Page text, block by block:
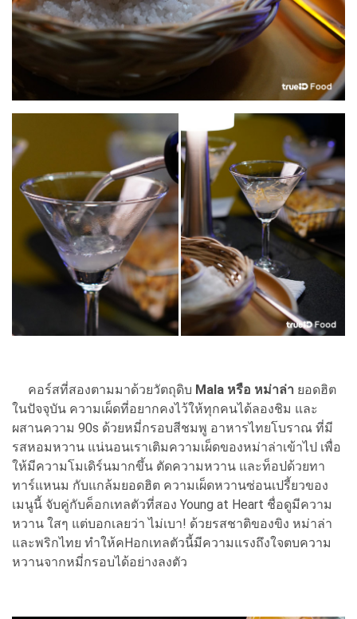
คอร์สที่สองตามมาด้วยวัตถุดิบ Mala หรือ หม่าล่า ยอดฮิต
ในปัจจุบัน ความเผ็ดที่อยากคงไว้ให้ทุกคนได้ลองชิม และ
ผสานความ 90s ด้วยหมี่กรอบสีชมพู อาหารไทยโบราณ ที่มี
รสหอมหวาน แน่นอนเราเติมความเผ็ดของหม่าล่าเข้าไป เพื่อ
ให้มีความโมเดิร์นมากขึ้น ตัดความหวาน และท็อปด้วยทา
ทาร์แหนม กับแกล้มยอดฮิต ความเผ็ดหวานซ่อนเปรี้ยวของ
เมนูนี้ จับคู่กับค็อกเทลตัวที่สอง Young at Heart ชื่อดูมีความ
หวาน ใสๆ แต่บอกเลยว่า ไม่เบา! ด้วยรสชาติของขิง หม่าล่า
และพริกไทย ทำให้คHอกเทลตัวนี้มีความแรงถึงใจตบความ
หวานจากหมี่กรอบได้อย่างลงตัว